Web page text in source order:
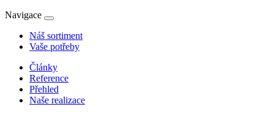
Navigace
Náš sortiment
Vaše potřeby
Články
Reference
Přehled
Naše realizace